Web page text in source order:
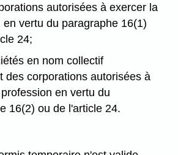
autorisées à exercer la
en vertu du paragraphe 16(1)
24;
en nom collectif
des corporations autorisées à
en vertu du
16(2) ou de l'article 24.